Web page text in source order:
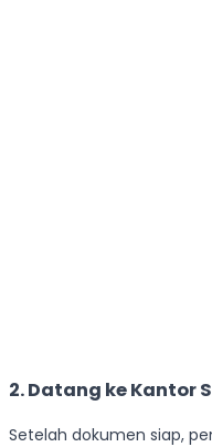
2. Datang ke Kantor
Setelah dokumen siap,